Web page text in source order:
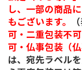
し、一部の商品
もございます。
可・二重包装不
可・仏事包装（
は、宛先ラベル